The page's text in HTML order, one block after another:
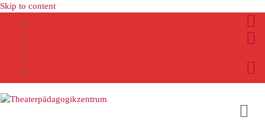
Skip to content